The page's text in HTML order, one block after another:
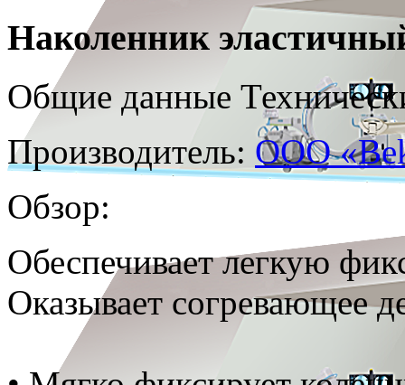
Наколенник
Общие данные
Производитель: ООО
Обзор:
Обеспечивает легкую
Оказывает согревающее